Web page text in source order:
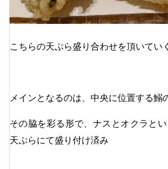
こちらの天ぷら盛り合わせを頂いてい
メインとなるのは、中央に位置する鰯
その脇を彩る形で、ナスとオクラと
天ぷらにて盛り付け済み